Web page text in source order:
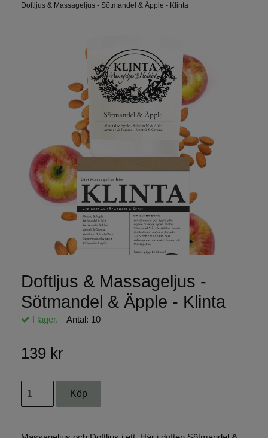
Doftljus & Massageljus - Sötmandel & Äpple - Klinta
Doftljus & Massageljus -
Sötmandel & Äpple - Klinta
I lager. Antal: 10
139 kr